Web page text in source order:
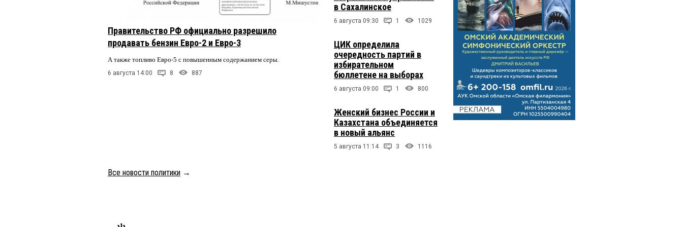
Правительство РФ официально разрешило
продавать бензин Евро-2 и Евро-3
А также топливо Евро-5 с повышенным содержанием серы.
6 августа 14:00 8 887
в Сахалинское
6 августа 09:30 1 1029
ЦИК определила
очередность партий в
избирательном
бюллетене на выборах
6 августа 09:00 1 800
Женский бизнес России и
Казахстана объединяется
в новый альянс
5 августа 11:14 3 1116
Все новости политики →